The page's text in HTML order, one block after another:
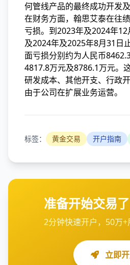
何管线产品的最终成功开发及
在财务方面，翰思艾泰在往
亏损。到2023年及2024年
及2024年及2025年8月31日
面亏损分别约为人民币
4817.8万元及8786.1万元。
研发成本、其他开支、行政
由于公司在扩展业务运营。
标签： 黄金交易 开户指南
准备开始交易了
2分钟快速开户，50万
立即